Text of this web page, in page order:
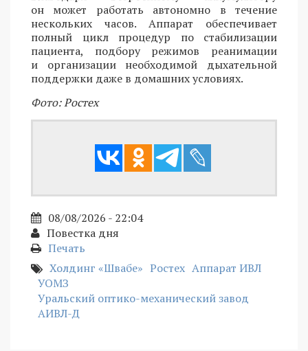
он может работать автономно в течение
нескольких часов. Аппарат обеспечивает
полный цикл процедур по стабилизации
пациента, подбору режимов реанимации
и организации необходимой дыхательной
поддержки даже в домашних условиях.
Фото: Ростех
08/08/2026 - 22:04
Повестка дня
Печать
Холдинг «Швабе» Ростех Аппарат ИВЛ
УОМЗ
Уральский оптико-механический завод
АИВЛ-Д